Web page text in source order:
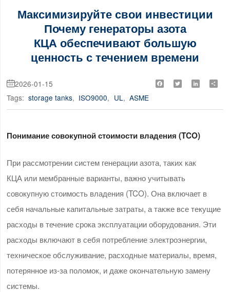
Максимизируйте свои инвестиции
Почему генераторы азота
КЦА обеспечивают большую
ценность с течением времени
2026-01-15
Tags: storage tanks, ISO9000, UL, ASME
Facebook Twitter LinkedIn
Понимание совокупной стоимости владения (TCO)
При рассмотрении систем генерации азота, таких как
КЦА или мембранные варианты, важно учитывать
совокупную стоимость владения (TCO). Она включает в
себя начальные капитальные затраты, а также все текущие
расходы в течение срока эксплуатации оборудования. Эти
расходы включают в себя потребление электроэнергии,
техническое обслуживание, расходные материалы, время,
потерянное из-за поломок, и даже окончательную замену
системы.